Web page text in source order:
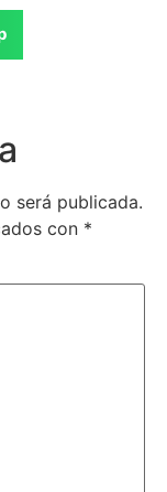
será publicada.
con *